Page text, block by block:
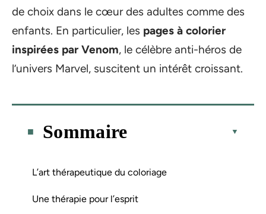
de choix dans le cœur des adultes comme des
enfants. En particulier, les pages à colorier
inspirées par Venom, le célèbre anti-héros de
l’univers Marvel, suscitent un intérêt croissant.
Sommaire
L’art thérapeutique du coloriage
Une thérapie pour l’esprit